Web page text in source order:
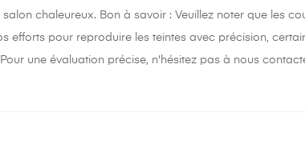
chaleureux. Bon à savoir : Veuillez noter que les
efforts pour reproduire les teintes avec précision,
une évaluation précise, n'hésitez pas à nous